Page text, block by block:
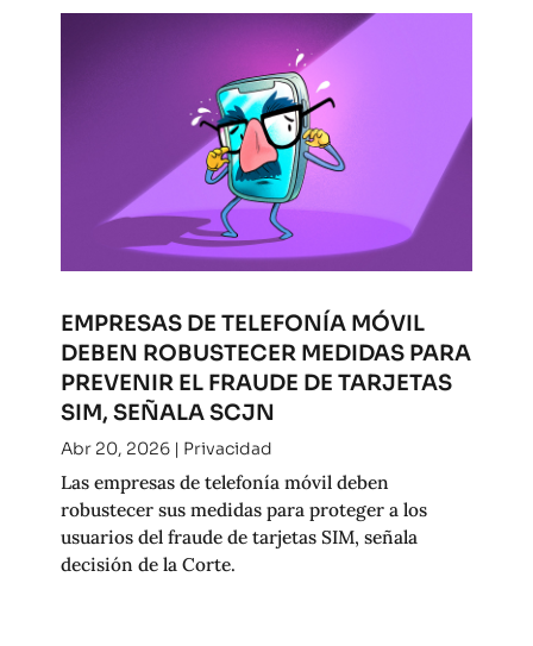
EMPRESAS DE TELEFONÍA MÓVIL
DEBEN ROBUSTECER MEDIDAS PARA
PREVENIR EL FRAUDE DE TARJETAS
SIM, SEÑALA SCJN
Abr 20, 2026| Privacidad
Las empresas de telefonía móvil deben
robustecer sus medidas para proteger a los
usuarios del fraude de tarjetas SIM, señala
decisión de la Corte.